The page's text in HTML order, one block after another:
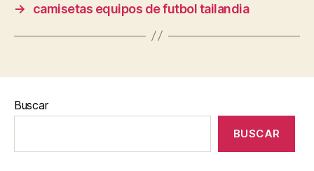
→
camisetas equipos de futbol tailandia
Buscar
BUSCAR